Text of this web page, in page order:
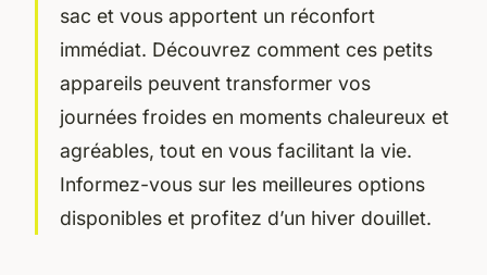
sac et vous apportent un réconfort
immédiat. Découvrez comment ces petits
appareils peuvent transformer vos
journées froides en moments chaleureux et
agréables, tout en vous facilitant la vie.
Informez-vous sur les meilleures options
disponibles et profitez d’un hiver douillet.